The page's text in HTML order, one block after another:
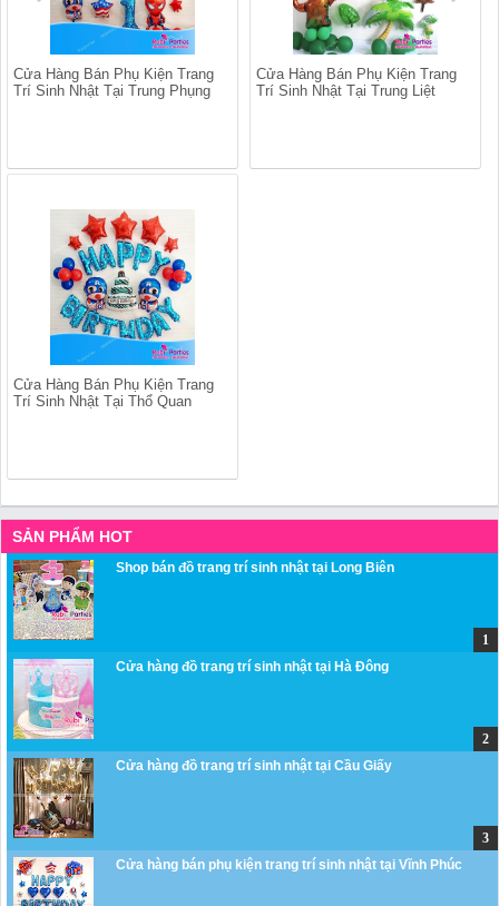
Cửa Hàng Bán Phụ Kiện Trang
Trí Sinh Nhật Tại Trung Phụng
Cửa Hàng Bán Phụ Kiện Trang
Trí Sinh Nhật Tại Trung Liệt
Cửa Hàng Bán Phụ Kiện Trang
Trí Sinh Nhật Tại Thổ Quan
SẢN PHẨM HOT
Shop bán đồ trang trí sinh nhật tại Long Biên
Cửa hàng đồ trang trí sinh nhật tại Hà Đông
Cửa hàng đồ trang trí sinh nhật tại Cầu Giấy
Cửa hàng bán phụ kiện trang trí sinh nhật tại Vĩnh Phúc